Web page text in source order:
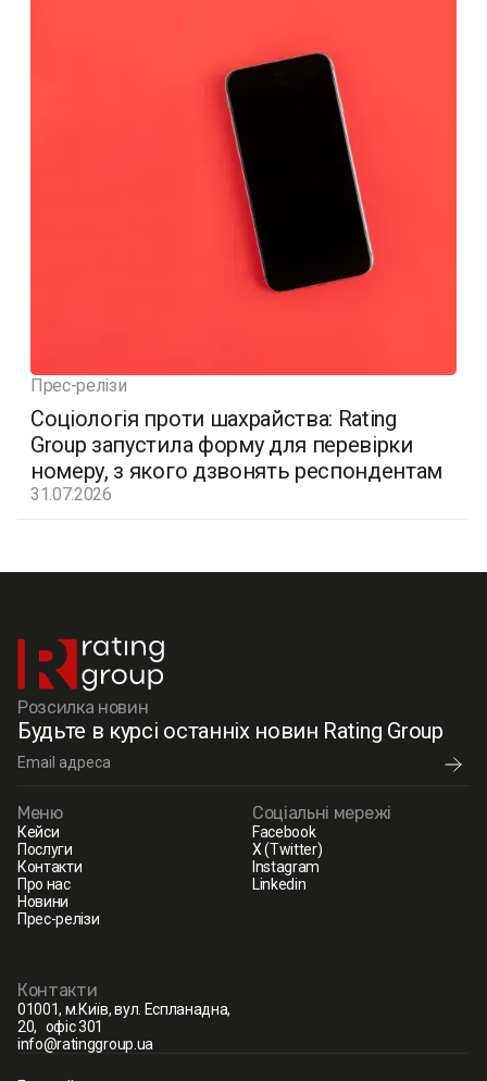
Прес-релізи
Соціологія проти шахрайства: Rating
Group запустила форму для перевірки
номеру, з якого дзвонять респондентам
31.07.2026
Розсилка новин
Будьте в курсі останніх новин Rating Group
Меню
Кейси
Послуги
Контакти
Про нас
Новини
Прес-релізи
Соціальні мережі
Facebook
X (Twitter)
Instagram
Linkedin
Контакти
01001, м.Київ, вул. Еспланадна,
20, офіс 301
info@ratinggroup.ua